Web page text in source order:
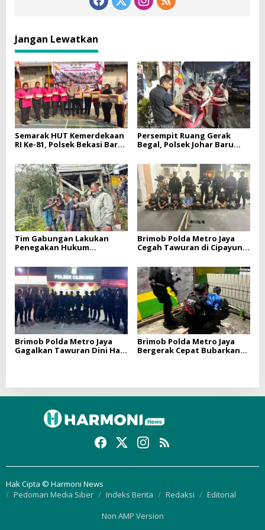
Jangan Lewatkan
Semarak HUT Kemerdekaan
RI Ke-81, Polsek Bekasi Barat
Warga Kranji
Persempit Ruang Gerak
Begal, Polsek Johar Baru
Kondisi Dini Hari
Tim Gabungan Lakukan
Penegakan Hukum
Tembagapura
Brimob Polda Metro Jaya
Cegah Tawuran di Cipayung,
Balok Dan 8 Pemuda
Diamankan
Brimob Polda Metro Jaya
Gagalkan Tawuran Dini Hari
Brimob Polda Metro Jaya
Bergerak Cepat Bubarkan
Hak Cipta © Harmoni News
Pedoman Media Siber
Indeks Berita Redaksi
Editorial
Non AMP Version